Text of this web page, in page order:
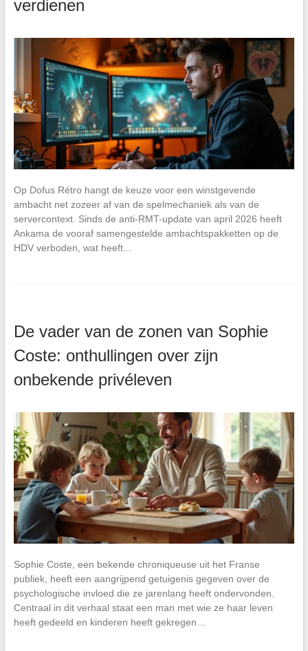
verdienen
Op Dofus Rétro hangt de keuze voor een winstgevende
ambacht net zozeer af van de spelmechaniek als van de
servercontext. Sinds de anti-RMT-update van april 2026 heeft
Ankama de vooraf samengestelde ambachtspakketten op de
HDV verboden, wat heeft…
De vader van de zonen van Sophie
Coste: onthullingen over zijn
onbekende privéleven
Sophie Coste, een bekende chroniqueuse uit het Franse
publiek, heeft een aangrijpend getuigenis gegeven over de
psychologische invloed die ze jarenlang heeft ondervonden.
Centraal in dit verhaal staat een man met wie ze haar leven
heeft gedeeld en kinderen heeft gekregen…